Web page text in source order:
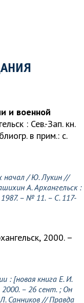
и военной
: Сев.-Зап. кн.
в прим.: с.
начал /Ю. Лукин //
А. Архангельск :
– № 11. – С. 117-
2000. –
: [новая книга Е. И.
– 26 сент. ; Он
Л. Санников // Правда